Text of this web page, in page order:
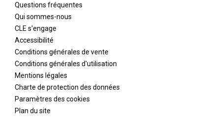
Questions fréquentes
Qui sommes-nous
CLE s'engage
Accessibilité
Conditions générales de vente
Conditions générales d'utilisation
Mentions légales
Charte de protection des données
Paramètres des cookies
Plan du site